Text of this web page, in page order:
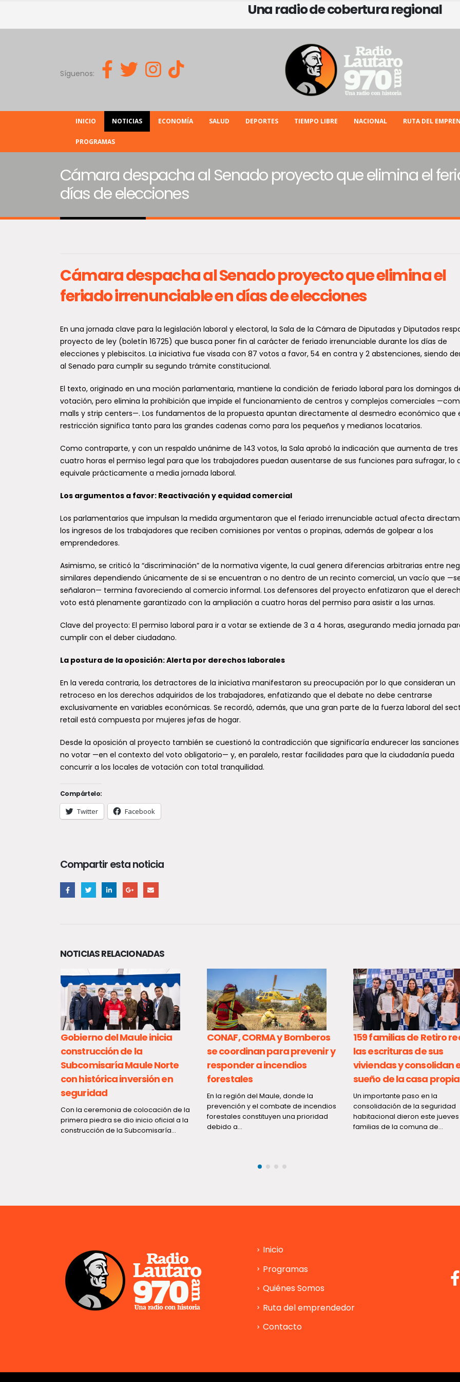
Una radio de cobertura regional
Síguenos:
INICIO NOTICIAS ECONOMÍA SALUD DEPORTES TIEMPO LIBRE NACIONAL RUTA DEL
PROGRAMAS
Cámara despacha al Senado proyecto que elimina el
días de elecciones
Cámara despacha al Senado proyecto que elimina el
feriado irrenunciable en días de elecciones
En una jornada clave para la legislación laboral y electoral, la Sala de la Cámara de Diputadas y Diputados
proyecto de ley (boletín 16725) que busca poner fin al carácter de feriado irrenunciable durante los días de
elecciones y plebiscitos. La iniciativa fue visada con 87 votos a favor, 54 en contra y 2 abstenciones, siendo
al Senado para cumplir su segundo trámite constitucional.
El texto, originado en una moción parlamentaria, mantiene la condición de feriado laboral para los domingos
votación, pero elimina la prohibición que impide el funcionamiento de centros y complejos comerciales
malls y strip centers—. Los fundamentos de la propuesta apuntan directamente al desmedro económico que
restricción significa tanto para las grandes cadenas como para los pequeños y medianos locatarios.
Como contraparte, y con un respaldo unánime de 143 votos, la Sala aprobó la indicación que aumenta de tres
cuatro horas el permiso legal para que los trabajadores puedan ausentarse de sus funciones para sufragar, lo
equivale prácticamente a media jornada laboral.
Los argumentos a favor: Reactivación y equidad comercial
Los parlamentarios que impulsan la medida argumentaron que el feriado irrenunciable actual afecta
los ingresos de los trabajadores que reciben comisiones por ventas o propinas, además de golpear a los
emprendedores.
Asimismo, se criticó la “discriminación” de la normativa vigente, la cual genera diferencias arbitrarias entre
similares dependiendo únicamente de si se encuentran o no dentro de un recinto comercial, un vacío que
señalaron— termina favoreciendo al comercio informal. Los defensores del proyecto enfatizaron que el
voto está plenamente garantizado con la ampliación a cuatro horas del permiso para asistir a las urnas.
Clave del proyecto: El permiso laboral para ir a votar se extiende de 3 a 4 horas, asegurando media jornada
cumplir con el deber ciudadano.
La postura de la oposición: Alerta por derechos laborales
En la vereda contraria, los detractores de la iniciativa manifestaron su preocupación por lo que consideran un
retroceso en los derechos adquiridos de los trabajadores, enfatizando que el debate no debe centrarse
exclusivamente en variables económicas. Se recordó, además, que una gran parte de la fuerza laboral del
retail está compuesta por mujeres jefas de hogar.
Desde la oposición al proyecto también se cuestionó la contradicción que significaría endurecer las
no votar —en el contexto del voto obligatorio— y, en paralelo, restar facilidades para que la ciudadanía pueda
concurrir a los locales de votación con total tranquilidad.
Compártelo:
Twitter Facebook
Compartir esta noticia
NOTICIAS RELACIONADAS
Gobierno del Maule inicia
construcción de la
Subcomisaría Maule Norte
con histórica inversión en
seguridad
Con la ceremonia de colocación de la
primera piedra se dio inicio oficial a la
construcción de la Subcomisaría...
CONAF, CORMA y Bomberos
se coordinan para prevenir y
responder a incendios
forestales
En la región del Maule, donde la
prevención y el combate de incendios
forestales constituyen una prioridad
debido a...
159 familias de Retiro
las escrituras de sus
viviendas y consolidan
sueño de la casa propia
Un importante paso en la
consolidación de la seguridad
habitacional dieron este jueves
familias de la comuna de...
Gobierno del Maule inicia
construcción de la
Subcomisaría Maule Norte
con histórica inversión en
seguridad
Con la ceremonia de colocación de la
primera piedra se dio inicio oficial a la
construcción de la Subcomisaría...
se coordinan para prevenir y
responder a incendios
En la región del Maule, donde la
prevención y el combate de incendios
forestales constituyen una prioridad
159 familias de Retiro reciben
las escrituras de sus
viviendas y consolidan el
sueño de la casa propia
Un importante paso en la
consolidación de la seguridad
habitacional dieron este jueves 159
familias de la comuna de...
Cifras migratorias en
se duplican las
caen drásticamente los
habilitados en 2026
Un balance emitido por la
Investigaciones (PDI) revela un
notable repunte en el control
Seremi de Salud
promoción de la salud
La Unidad de Promoción de la
de la Seremi de Salud del Maule
organizó una jornada regional
destacan en taller sobre
Ley Integral y certamen
literario de SENAMA
directora nacional (s) del
Nacional del...
Inicio
Programas
Quiénes Somos
Ruta del emprendedor
Contacto